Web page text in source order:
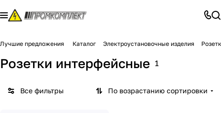
Лучшие предложения Каталог Электроустановочные изделия
Розетки интерфейсные 1
Все фильтры По возрастанию сортировки